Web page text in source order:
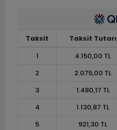
Taksit Taksit Tutarı
1
4.150,00 TL
2
2.075,00 TL
3
1.480,17 TL
4
1.130,87 TL
5
921,30 TL